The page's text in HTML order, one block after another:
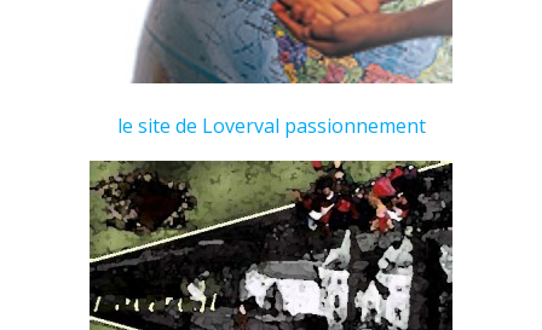
le site de Loverval passionnement